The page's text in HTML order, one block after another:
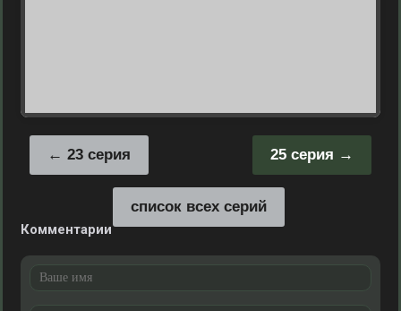
25 серия
23 серия
список всех серий
Комментарии